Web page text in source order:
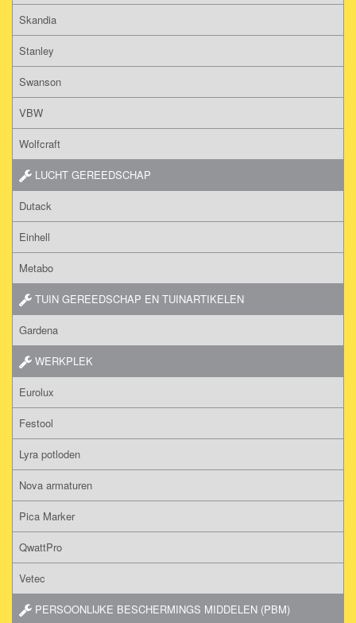
Skandia
Stanley
Swanson
VBW
Wolfcraft
LUCHT GEREEDSCHAP
Dutack
Einhell
Metabo
TUIN GEREEDSCHAP EN TUINARTIKELEN
Gardena
WERKPLEK
Eurolux
Festool
Lyra potloden
Nova armaturen
Pica Marker
QwattPro
Vetec
PERSOONLIJKE BESCHERMINGS MIDDELEN (PBM)